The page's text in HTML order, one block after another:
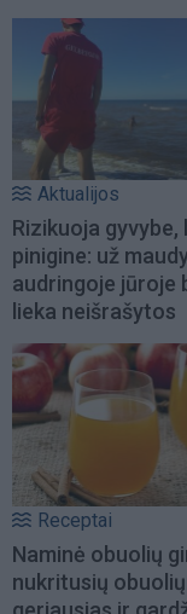
Aktualijos
Rizikuoja gyvybe,
pinigine: už
audringoje jūroje
lieka neišrašytos
Receptai
Naminė obuolių
nukritusių